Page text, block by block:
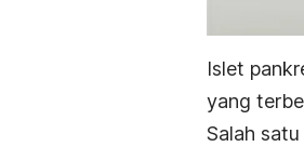
Islet
yang
Salah